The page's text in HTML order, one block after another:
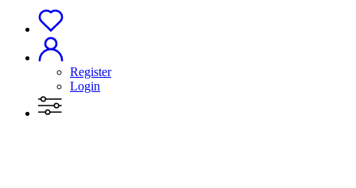
Register
Login